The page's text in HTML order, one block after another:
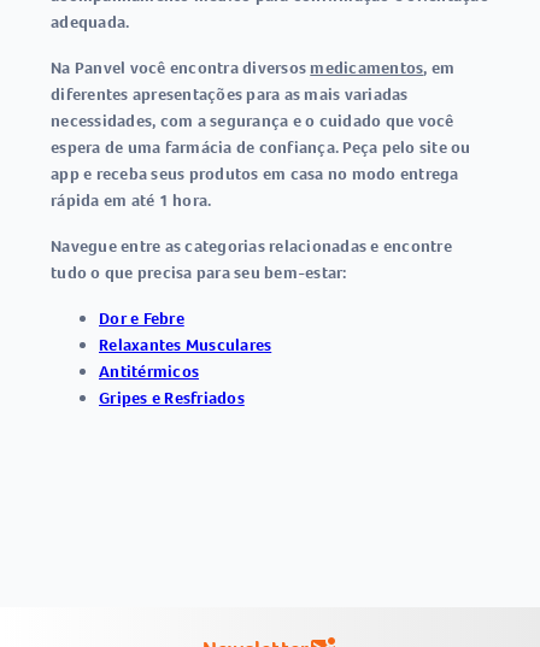
adequada.
Na Panvel você encontra diversos medicamentos, em
diferentes apresentações para as mais variadas
necessidades, com a segurança e o cuidado que você
espera de uma farmácia de confiança. Peça pelo site ou
app e receba seus produtos em casa no modo entrega
rápida em até 1 hora.
Navegue entre as categorias relacionadas e encontre
tudo o que precisa para seu bem-estar:
Dor e Febre
Relaxantes Musculares
Antitérmicos
Gripes e Resfriados